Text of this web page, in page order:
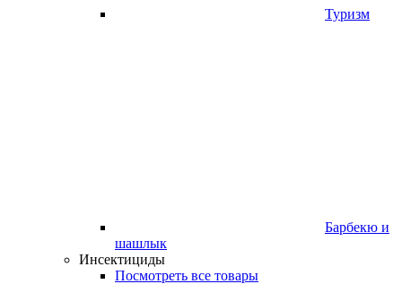
Туризм
Барбекю и
шашлык
Инсектициды
Посмотреть все товары